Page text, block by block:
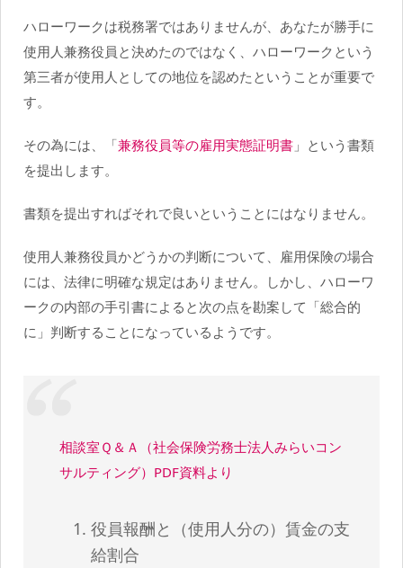
ハローワークは税務署ではありませんが、あなたが勝手に
使用人兼務役員と決めたのではなく、ハローワークという
第三者が使用人としての地位を認めたということが重要で
す。
その為には、「兼務役員等の雇用実態証明書 」という書類
を提出します。
書類を提出すればそれで良いということにはなりません。
使用人兼務役員かどうかの判断について、雇用保険の場合
には、法律に明確な規定はありません。しかし、ハローワ
ークの内部の手引書によると次の点を勘案して「総合的
に」判断することになっているようです。
相談室Ｑ＆Ａ（社会保険労務士法人みらいコン
サルティング）PDF資料より
役員報酬と（使用人分の）賃金の支
給割合